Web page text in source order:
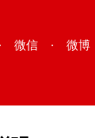
· 微信 · 微博